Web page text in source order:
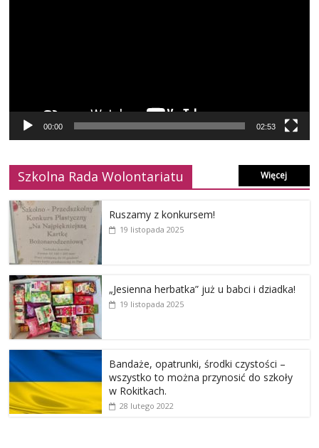
00:00 02:53
Szkolna Rada Wolontariatu Więcej
Ruszamy z konkursem!
19 listopada 2025
„Jesienna herbatka” już u babci i dziadka!
19 listopada 2025
Bandaże, opatrunki, środki czystości –
wszystko to można przynosić do szkoły
w Rokitkach.
28 lutego 2022